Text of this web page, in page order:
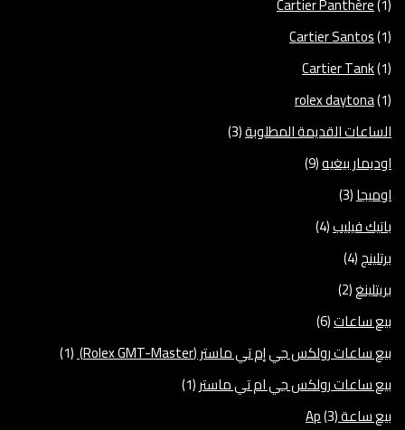
Cartier Santos(1)
Cartier Tank(1)
rolex daytona(1)
الساعات القديمة المطلوبة(3)
اوديمار بيغيه(9)
اوميجا(3)
باتيك فيليب(4)
برتلينج(4)
بريتلينغ(2)
بيع ساعات(6)
بيع ساعات رولكس جي إم تي ماستر (Rolex GMT-Master)
(1)
بيع ساعات رولكس جي ام تي ماستر(1)
بيع ساعة Ap(3)